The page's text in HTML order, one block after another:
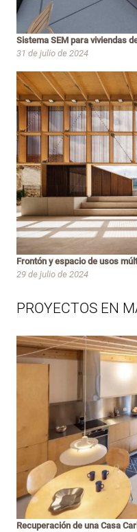
Sistema SEM para viviendas
31 de julio de 2024
Frontón y espacio de usos
29 de julio de 2024
PROYECTOS EN
Recuperación de una Casa